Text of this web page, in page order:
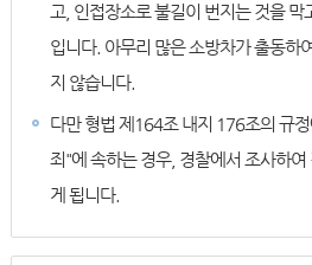
고, 인접장소로 불길이 번지는 것을 막
입니다. 아무리 많은 소방차가 출동하
지 않습니다.
다만 형법 제164조 내지 176조의 규
죄"에 속하는 경우, 경찰에서 조사하
게 됩니다.